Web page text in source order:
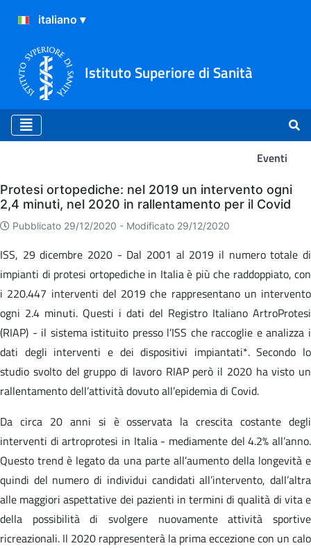
Istituto Superiore di Sanità
Eventi
Eventi
Protesi ortopediche: nel 2019 un intervento ogni
2,4 minuti, nel 2020 in rallentamento per il Covid
Pubblicato 29/12/2020 - Modificato 29/12/2020
ISS, 29 dicembre 2020 - Dal 2001 al 2019 il numero totale di
impianti di protesi ortopediche in Italia è più che raddoppiato, con
i 220.447 interventi del 2019 che rappresentano un intervento
ogni 2.4 minuti. Questi i dati del Registro Italiano ArtroProtesi
(RIAP) - il sistema istituito presso l’ISS che raccoglie e analizza i
dati degli interventi e dei dispositivi impiantati*. Secondo lo
studio svolto del gruppo di lavoro RIAP però il 2020 ha visto un
rallentamento dell’attività dovuto all’epidemia di Covid.
Da circa 20 anni si è osservata la crescita costante degli
interventi di artroprotesi in Italia - mediamente del 4.2% all’anno.
Questo trend è legato da una parte all’aumento della longevità e
quindi del numero di individui candidati all’intervento, dall’altra
alle maggiori aspettative dei pazienti in termini di qualità di vita e
della possibilità di svolgere nuovamente attività sportive
ricreazionali. Il 2020 rappresenterà la prima eccezione con un calo